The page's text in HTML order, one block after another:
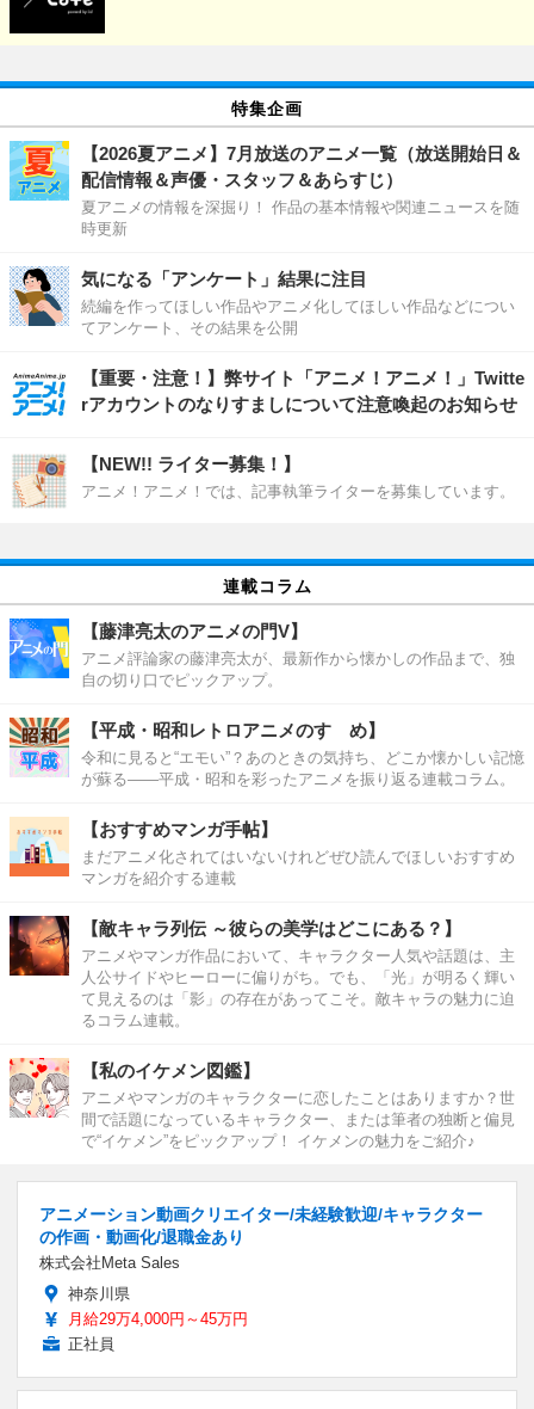
特集企画
【2026夏アニメ】7月放送のアニメ一覧（放送開始日＆
配信情報＆声優・スタッフ＆あらすじ）
夏アニメの情報を深掘り！ 作品の基本情報や関連ニュースを随
時更新
気になる「アンケート」結果に注目
続編を作ってほしい作品やアニメ化してほしい作品などについ
てアンケート、その結果を公開
【重要・注意！】弊サイト「アニメ！アニメ！」Twitte
rアカウントのなりすましについて注意喚起のお知らせ
【NEW!! ライター募集！】
アニメ！アニメ！では、記事執筆ライターを募集しています。
連載コラム
【藤津亮太のアニメの門V】
アニメ評論家の藤津亮太が、最新作から懐かしの作品まで、独
自の切り口でピックアップ。
【平成・昭和レトロアニメのすゝめ】
令和に見ると“エモい”？あのときの気持ち、どこか懐かしい記憶
が蘇る――平成・昭和を彩ったアニメを振り返る連載コラム。
【おすすめマンガ手帖】
まだアニメ化されてはいないけれどぜひ読んでほしいおすすめ
マンガを紹介する連載
【敵キャラ列伝 ～彼らの美学はどこにある？】
アニメやマンガ作品において、キャラクター人気や話題は、主
人公サイドやヒーローに偏りがち。でも、「光」が明るく輝い
て見えるのは「影」の存在があってこそ。敵キャラの魅力に迫
るコラム連載。
【私のイケメン図鑑】
アニメやマンガのキャラクターに恋したことはありますか？世
間で話題になっているキャラクター、または筆者の独断と偏見
で“イケメン”をピックアップ！ イケメンの魅力をご紹介♪
アニメーション動画クリエイター/未経験歓迎/キャラクター
の作画・動画化/退職金あり
株式会社Meta Sales
神奈川県
月給29万4,000円～45万円
正社員